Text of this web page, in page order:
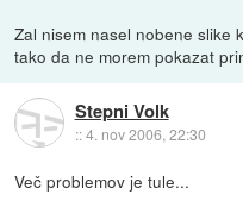
Zal nisem nasel nobene slike
tako da ne morem pokazat
Stepni Volk
::4. nov 2006, 22:30
Več problemov je tule...